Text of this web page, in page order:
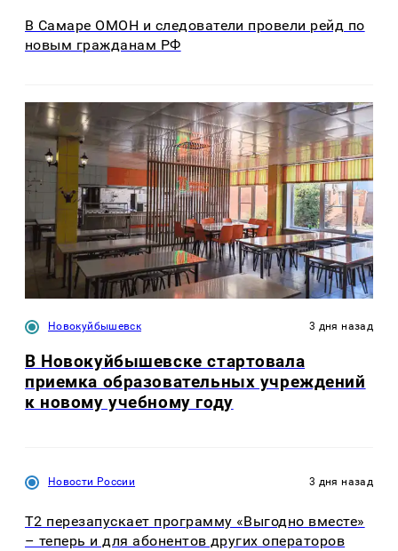
В Самаре ОМОН и следователи провели рейд по
новым гражданам РФ
Новокуйбышевск 3 дня назад
В Новокуйбышевске стартовала
приемка образовательных учреждений
к новому учебному году
Новости России 3 дня назад
Т2 перезапускает программу «Выгодно вместе»
– теперь и для абонентов других операторов